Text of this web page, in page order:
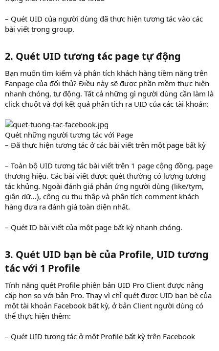
– Quét UID của người dùng đã thực hiện tương tác vào các
bài viết trong group.
2. Quét UID tương tác page tự động
Bạn muốn tìm kiếm và phân tích khách hàng tiềm năng trên
Fanpage của đối thủ? Điều này sẽ được phần mềm thực hiện
nhanh chóng, tự động. Tất cả những gì người dùng cần làm là
click chuột và đợi kết quả phân tích ra UID của các tài khoản:
Quét những người tương tác với Page
– Đã thực hiện tương tác ở các bài viết trên một page bất kỳ
– Toàn bộ UID tương tác bài viết trên 1 page cộng đồng, page
thương hiệu. Các bài viết được quét thường có lượng tương
tác khủng. Ngoài đánh giá phản ứng người dùng (like/tym,
giận dữ…), công cụ thu thập và phân tích comment khách
hàng đưa ra đánh giá toàn diện nhất.
– Quét ID bài viết của một page bất kỳ nhanh chóng.
3. Quét UID bạn bè của Profile, UID tương
tác với 1 Profile
Tính năng quét Profile phiên bản UID Pro Client được nâng
cấp hơn so với bản Pro. Thay vì chỉ quét được UID bạn bè của
một tài khoản Facebook bất kỳ, ở bản Client người dùng có
thể thực hiện thêm:
– Quét UID tương tác ở một Profile bất kỳ trên Facebook